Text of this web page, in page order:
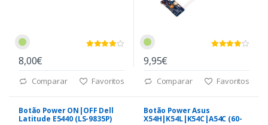
8,00€
Comparar Favoritos
9,95€
Comparar Favoritos
Botão Power ON|OFF Dell
Latitude E5440 (LS-9835P)
Botão Power Asus
X54H|K54L|K54C|A54C (60-